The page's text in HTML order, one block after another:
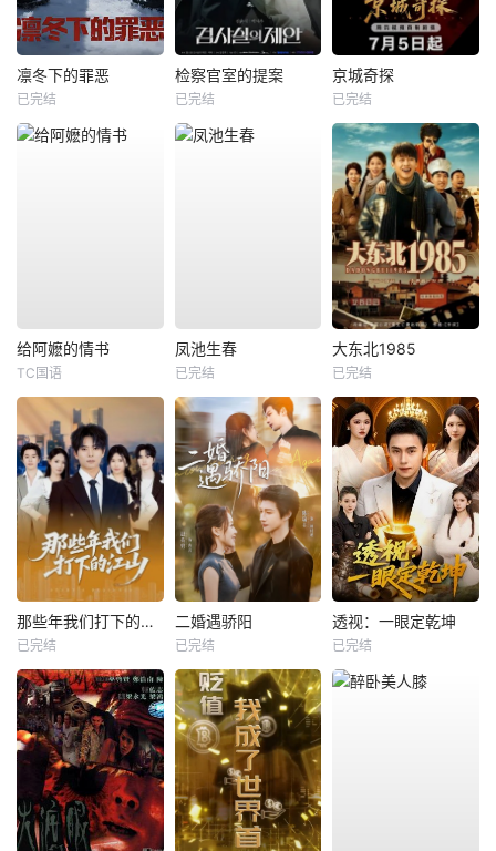
凛冬下的罪恶
已完结
检察官室的提案
已完结
京城奇探
已完结
给阿嬷的情书
TC国语
凤池生春
已完结
大东北1985
已完结
那些年我们打下的江山
已完结
二婚遇骄阳
已完结
透视：一眼定乾坤
已完结